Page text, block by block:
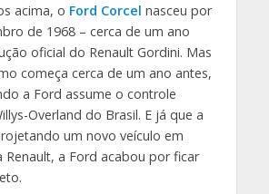
acima, o Ford Corcel nasceu por
de 1968 – cerca de um ano
oficial do Renault Gordini. Mas
começa cerca de um ano antes,
a Ford assume o controle
Overland do Brasil. E já que a
um novo veículo em
Renault, a Ford acabou por ficar